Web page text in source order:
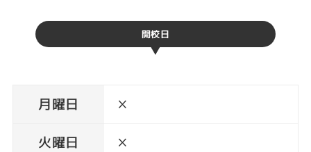
開校日
月曜日
火曜日
×
×